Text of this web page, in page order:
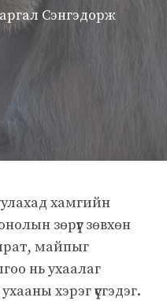
Сэнгэдорж
хамгийн
зөрүүг зөвхөн
майпыг
нь ухаалаг
хэрэг үүсгэдэг.